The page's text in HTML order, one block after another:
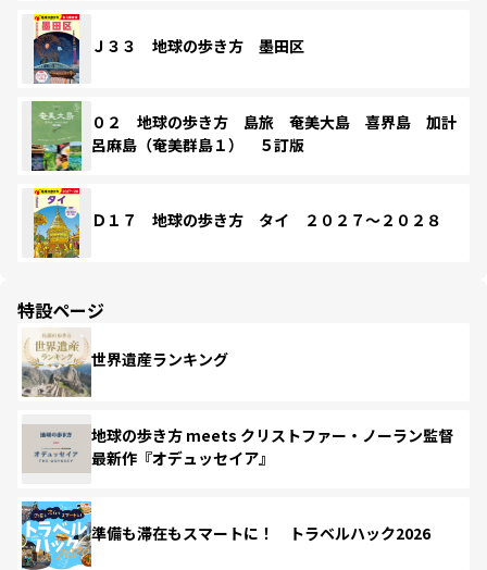
Ｊ３３ 地球の歩き方 墨田区
０２ 地球の歩き方 島旅 奄美大島 喜界島 加計
呂麻島（奄美群島１） ５訂版
Ｄ１７ 地球の歩き方 タイ ２０２７～２０２８
特設ページ
世界遺産ランキング
地球の歩き方 meets クリストファー・ノーラン監督
最新作『オデュッセイア』
準備も滞在もスマートに！ トラベルハック2026